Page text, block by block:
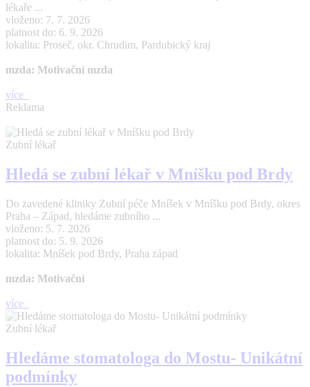
lékaře ...
vloženo: 7. 7. 2026
platnost do: 6. 9. 2026
lokalita: Proseč, okr. Chrudim, Pardubický kraj
mzda: Motivační mzda
více
Reklama
Zubní lékař
Hledá se zubní lékař v Mníšku pod Brdy
Do zavedené kliniky Zubní péče Mníšek v Mníšku pod Brdy, okres
Praha – Západ, hledáme zubního ...
vloženo: 5. 7. 2026
platnost do: 5. 9. 2026
lokalita: Mníšek pod Brdy, Praha západ
mzda: Motivační
více
Zubní lékař
Hledáme stomatologa do Mostu- Unikátní
podmínky